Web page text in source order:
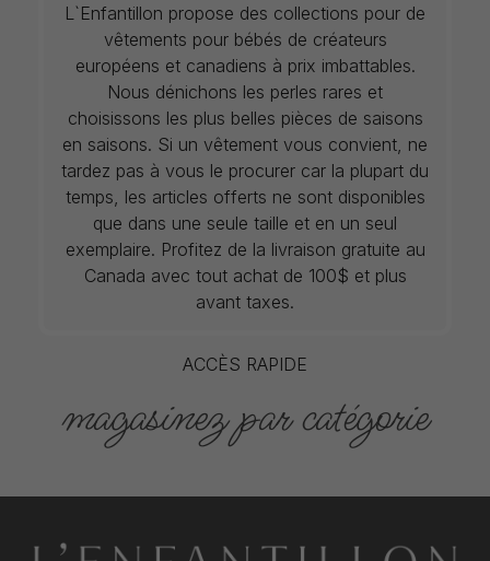
L`Enfantillon propose des collections pour de
vêtements pour bébés de créateurs
européens et canadiens à prix imbattables.
Nous dénichons les perles rares et
choisissons les plus belles pièces de saisons
en saisons. Si un vêtement vous convient, ne
tardez pas à vous le procurer car la plupart du
temps, les articles offerts ne sont disponibles
que dans une seule taille et en un seul
exemplaire. Profitez de la livraison gratuite au
Canada avec tout achat de 100$ et plus
avant taxes.
ACCÈS RAPIDE
magasinez par catégorie